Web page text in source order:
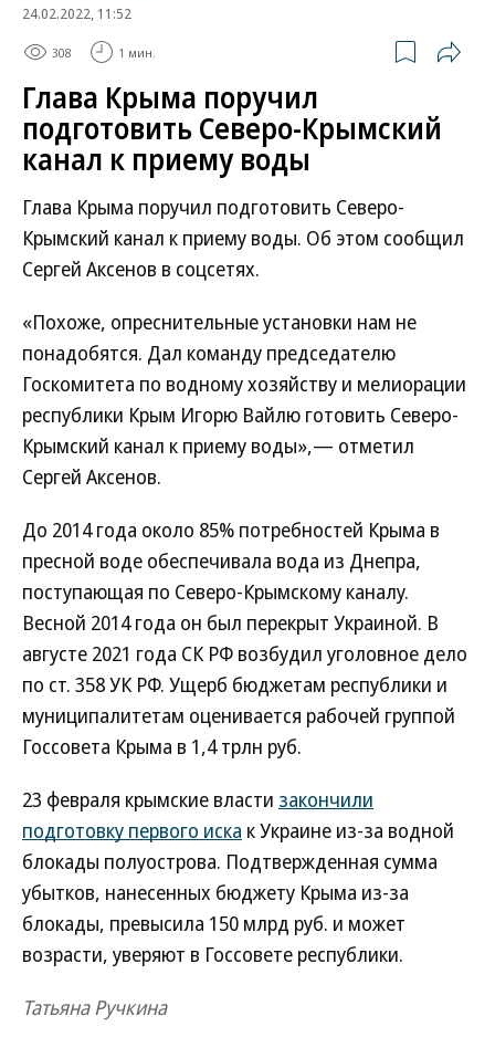
24.02.2022, 11:52
308 1 мин.
Глава Крыма поручил
подготовить Северо-Крымский
канал к приему воды
Глава Крыма поручил подготовить Северо-
Крымский канал к приему воды. Об этом сообщил
Сергей Аксенов в соцсетях.
«Похоже, опреснительные установки нам не
понадобятся. Дал команду председателю
Госкомитета по водному хозяйству и мелиорации
республики Крым Игорю Вайлю готовить Северо-
Крымский канал к приему воды»,— отметил
Сергей Аксенов.
До 2014 года около 85% потребностей Крыма в
пресной воде обеспечивала вода из Днепра,
поступающая по Северо-Крымскому каналу.
Весной 2014 года он был перекрыт Украиной. В
августе 2021 года СК РФ возбудил уголовное дело
по ст. 358 УК РФ. Ущерб бюджетам республики и
муниципалитетам оценивается рабочей группой
Госсовета Крыма в 1,4 трлн руб.
23 февраля крымские власти закончили
подготовку первого иска к Украине из-за водной
блокады полуострова. Подтвержденная сумма
убытков, нанесенных бюджету Крыма из-за
блокады, превысила 150 млрд руб. и может
возрасти, уверяют в Госсовете республики.
Татьяна Ручкина